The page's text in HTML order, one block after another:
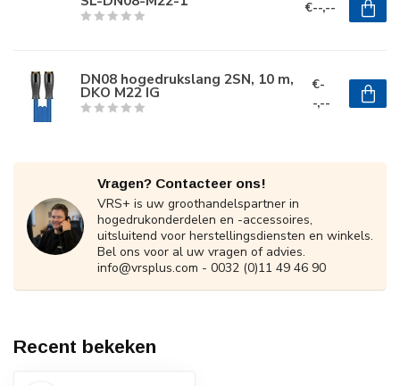
€--,--
DN08 hogedrukslang 2SN, 10 m,
DKO M22 IG
€-
-,--
Vragen? Contacteer ons!
VRS+ is uw groothandelspartner in
hogedrukonderdelen en -accessoires,
uitsluitend voor herstellingsdiensten en winkels.
Bel ons voor al uw vragen of advies.
info@vrsplus.com - 0032 (0)11 49 46 90
Recent bekeken